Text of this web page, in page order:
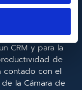
y el
que ha
CRM y para la
de
contado con el
la Cámara de